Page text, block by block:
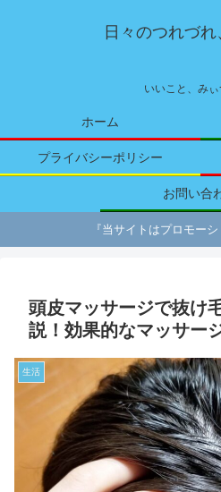
日々のつれづ
いいこと、み
ホーム
プライバシーポリシー
お問い合
『当サイトはプロモーシ
頭皮マッサージで抜け
説！効果的なマッサー
生活